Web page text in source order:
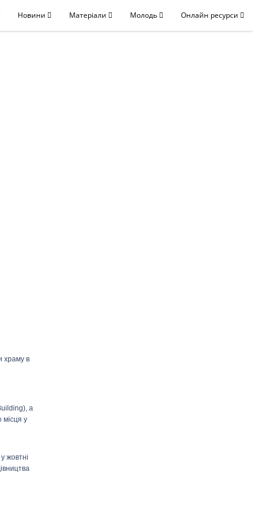
Новини Матеріали Молодь Онлайн ресурси
храму в
), а
місця у
жовтні